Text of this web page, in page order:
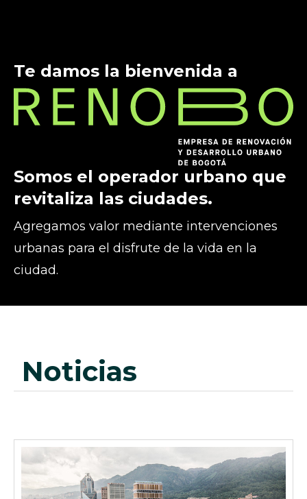
Te damos la bienvenida a
Somos el operador urbano que
revitaliza las ciudades.
Agregamos valor mediante intervenciones
urbanas para el disfrute de la vida en la
ciudad.
noticias